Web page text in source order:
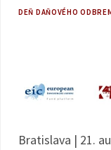
DEŇ DAŇOVÉHO
Bratislava | 21.